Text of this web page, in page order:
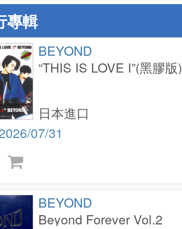
專輯
BEYOND
“THIS IS LOVE I”(黑膠版)
07/31
日本進口
BEYOND
Beyond Forever Vol.2